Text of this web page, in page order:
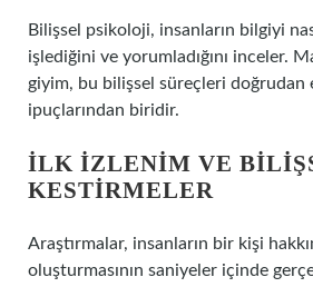
Bilişsel psikoloji, insanların bilgiyi
işlediğini ve yorumladığını inceler.
giyim, bu bilişsel süreçleri doğrudan
ipuçlarından biridir.
İLK İZLENIM VE
KESTIRMELER
Araştırmalar, insanların bir kişi
oluşturmasının saniyeler içinde